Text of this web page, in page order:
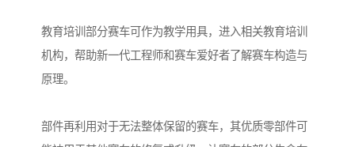
教育培训部分赛车可作为教学用具，进入相关教育培训
机构，帮助新一代工程师和赛车爱好者了解赛车构造与
原理。
部件再利用对于无法整体保留的赛车，其优质零部件可